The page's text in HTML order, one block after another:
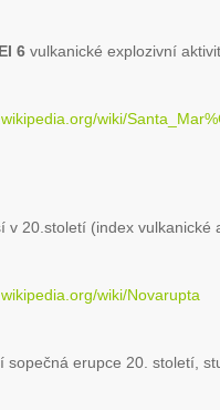
6 vulkanické explozivní
wiki/
v 20.století (index vulkanické
wiki/Novarupta
sopečná erupce 20. století,